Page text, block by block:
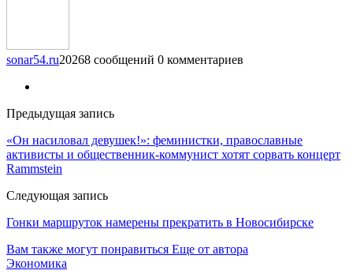
sonar54.ru20268 сообщений 0 комментариев
Предыдущая запись
«Он насиловал девушек!»: феминистки, православные
активисты и общественник-коммунист хотят сорвать концерт
Rammstein
Следующая запись
Гонки маршруток намерены прекратить в Новосибирске
Вам также могут понравиться Еще от автора
Экономика